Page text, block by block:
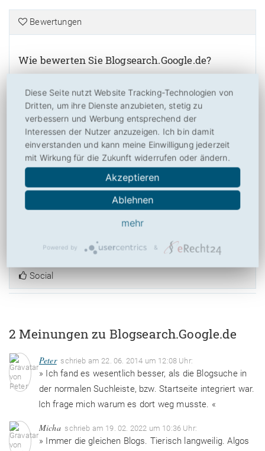
Bewertungen
Wie bewerten Sie Blogsearch.Google.de?
5,68von10
44 Bewertungen
(44Bewertungen, Durchschnitt:5,68aus 10)
Bitte bewerten Sie Blogsearch.Google.de nach Ihrer Einschätzung! So
helfen Sie anderen Besuchern mit der Beurteilung von
Blogsearch.Google.de und ermöglichen Toplisten und weiteren
Nutzen. Danke hierfür!
Drucken
Social
2 Meinungen zu Blogsearch.Google.de
Peterschrieb am 22. 06. 2014 um 12:08 Uhr:
» Ich fand es wesentlich besser, als die Blogsuche in
der normalen Suchleiste, bzw. Startseite integriert war.
Ich frage mich warum es dort weg musste. «
Michaschrieb am 19. 02. 2022 um 10:36 Uhr:
» Immer die gleichen Blogs. Tierisch langweilig. Algos
Diese Seite nutzt Website Tracking-Technologien von
Dritten, um ihre Dienste anzubieten, stetig zu
verbessern und Werbung entsprechend der
Interessen der Nutzer anzuzeigen. Ich bin damit
einverstanden und kann meine Einwilligung jederzeit
mit Wirkung für die Zukunft widerrufen oder ändern.
Akzeptieren
Ablehnen
mehr
Powered by &